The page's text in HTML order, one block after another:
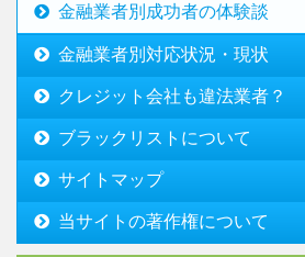
金融業者別成功者の体験談
金融業者別対応状況・現状
クレジット会社も違法業者？
ブラックリストについて
サイトマップ
当サイトの著作権について